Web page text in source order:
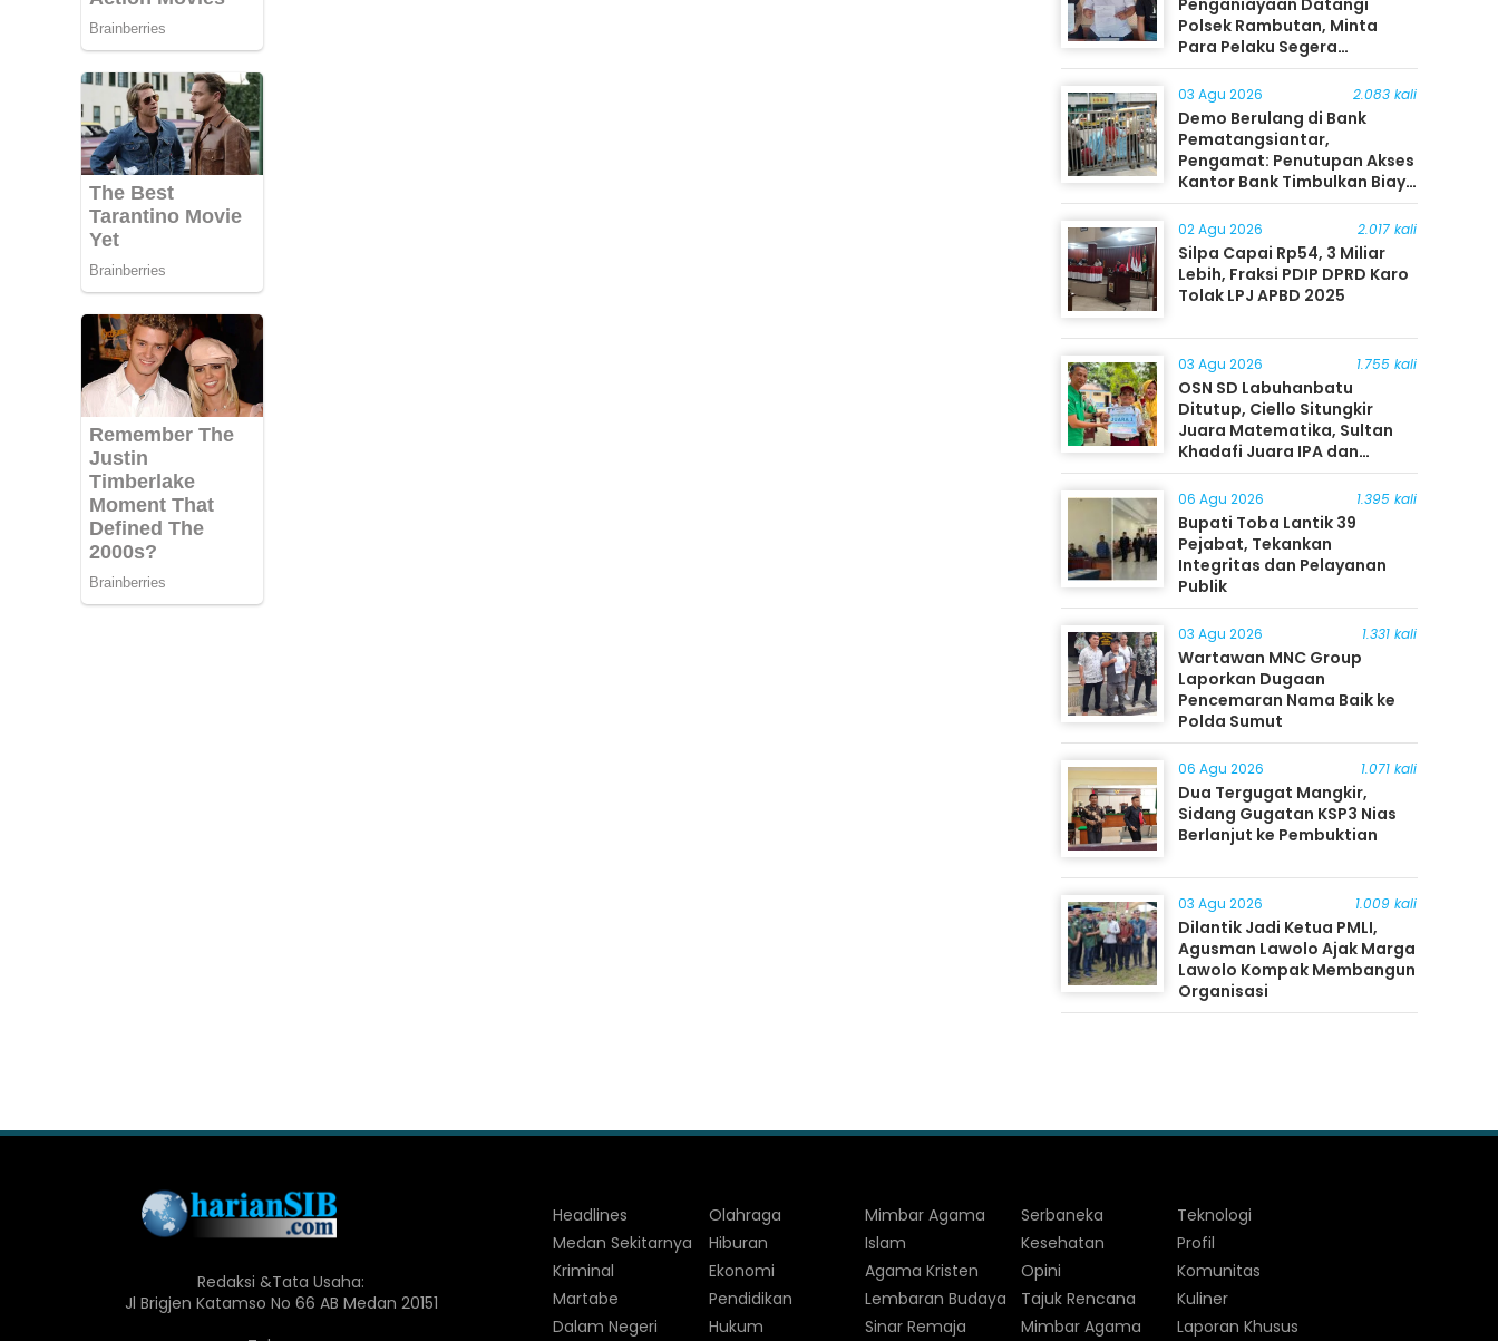
Penganiayaan Datangi
Polsek Rambutan, Minta
Para Pelaku Segera
Ditangkap
03 Agu 2026 2.083 kali
Demo Berulang di Bank
Pematangsiantar,
Pengamat: Penutupan Akses
Kantor Bank Timbulkan Biaya
Ekonomi bagi Masyarakat
02 Agu 2026 2.017 kali
Silpa Capai Rp54, 3 Miliar
Lebih, Fraksi PDIP DPRD Karo
Tolak LPJ APBD 2025
03 Agu 2026 1.755 kali
OSN SD Labuhanbatu
Ditutup, Ciello Situngkir
Juara Matematika, Sultan
Khadafi Juara IPA dan
Timothy Rangkuti Juara IPS
06 Agu 2026 1.395 kali
Bupati Toba Lantik 39
Pejabat, Tekankan
Integritas dan Pelayanan
Publik
03 Agu 2026 1.331 kali
Wartawan MNC Group
Laporkan Dugaan
Pencemaran Nama Baik ke
Polda Sumut
06 Agu 2026 1.071 kali
Dua Tergugat Mangkir,
Sidang Gugatan KSP3 Nias
Berlanjut ke Pembuktian
03 Agu 2026 1.009 kali
Dilantik Jadi Ketua PMLI,
Agusman Lawolo Ajak Marga
Lawolo Kompak Membangun
Organisasi
Redaksi &Tata Usaha:
Jl Brigjen Katamso No 66 AB Medan 20151
Headlines
Medan Sekitarnya
Kriminal
Martabe
Dalam Negeri
Olahraga
Hiburan
Ekonomi
Pendidikan
Hukum
Mimbar Agama
Islam
Agama Kristen
Lembaran Budaya
Sinar Remaja
Serbaneka
Kesehatan
Opini
Tajuk Rencana
Mimbar Agama
Teknologi
Profil
Komunitas
Kuliner
Laporan Khusus